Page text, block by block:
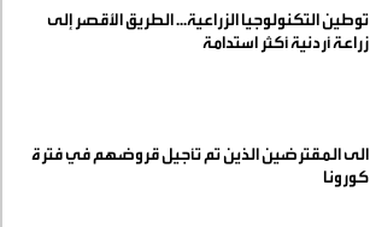
توطين التكنولوجيا الزراعية... الطريق الأقصر إلى
زراعة أردنية أكثر استدامة
الى المقترضين الذين تم تأجيل قروضهم في فترة
كورونا